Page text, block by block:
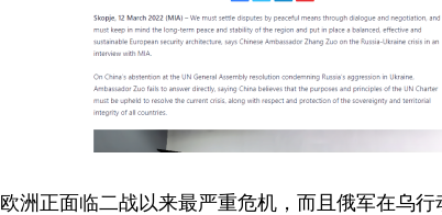
洲正面临二战以来最严重危机，而且俄军在乌